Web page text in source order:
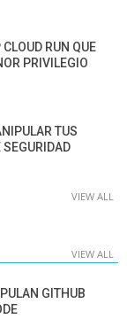
RUN QUE
PRIVILEGIO
TUS
SEGURIDAD
VIEW ALL
VIEW ALL
GITHUB